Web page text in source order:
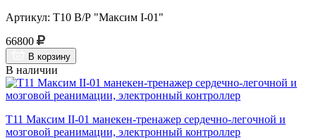
Артикул: Т10 В/Р "Максим I-01"
66800
В корзину
В наличии
Т11 Максим II-01 манекен-тренажер сердечно-легочной и
мозговой реанимации, электронный контроллер